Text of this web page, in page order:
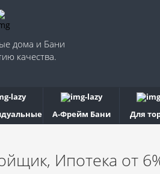
дома и Бани
качества.
А-Фрейм Бани Для
Ипотека от